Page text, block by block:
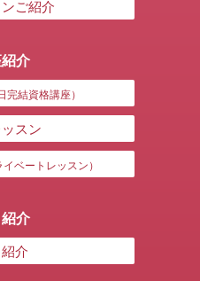
ご紹介
介
完結資格講座）
スン
イベートレッスン）
介
介